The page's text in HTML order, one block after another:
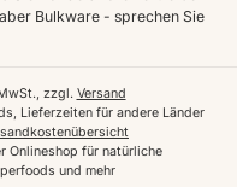
Bulkware - sprechen Sie
für natürliche
und mehr
zzgl. Versand
Lieferzeiten für andere Länder